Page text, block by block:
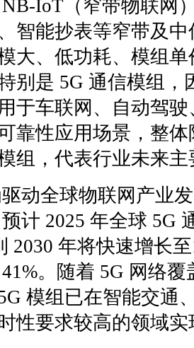
IoT（窄带物联网
智能抄表等窄带及
大、低功耗、模组
别是 5G 通信模组
于车联网、自动驾
靠性应用场景，整
组，代表行业未来
动全球物联网产业
计 2025 年全球 5G
2030 年将快速增长
。随着 5G 网络
模组已在智能交通
性要求较高的领域